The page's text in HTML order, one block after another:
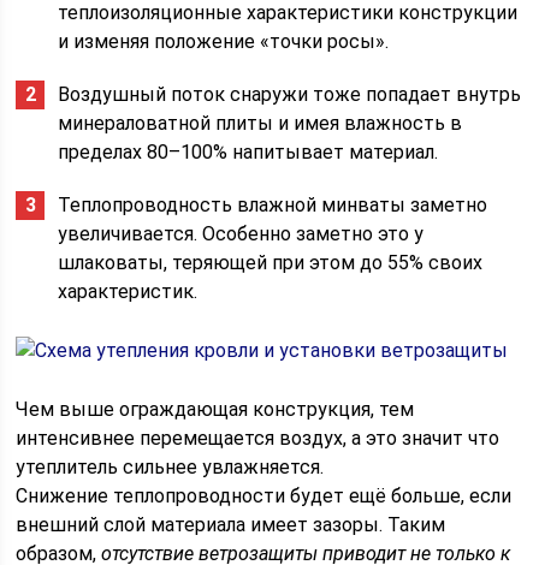
теплоизоляционные характеристики конструкции
и изменяя положение «точки росы».
Воздушный поток снаружи тоже попадает внутрь
минераловатной плиты и имея влажность в
пределах 80–100% напитывает материал.
Теплопроводность влажной минваты заметно
увеличивается. Особенно заметно это у
шлаковаты, теряющей при этом до 55% своих
характеристик.
Чем выше ограждающая конструкция, тем
интенсивнее перемещается воздух, а это значит что
утеплитель сильнее увлажняется.
Снижение теплопроводности будет ещё больше, если
внешний слой материала имеет зазоры. Таким
образом,отсутствие ветрозащиты приводит не только к